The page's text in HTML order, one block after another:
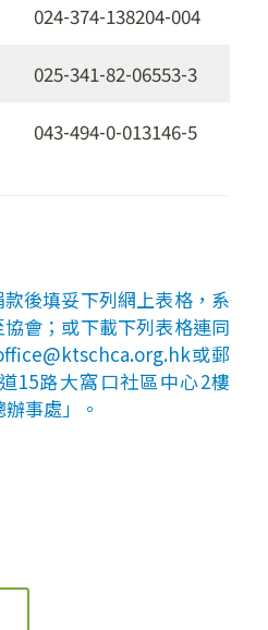
024-374-138204-004
025-341-82-06553-3
043-494-0-013146-5
後填妥下列網上表格，系
會；或下載下列表格連同
或郵
15路大窩口社區中心2樓
事處」。